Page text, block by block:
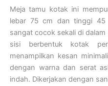
Meja tamu kotak ini
lebar 75 cm dan tinggi
sangat cocok sekali di
sisi berbentuk kotak
menampilkan kesan
dengan warna dan serat
indah. Dikerjakan dengan